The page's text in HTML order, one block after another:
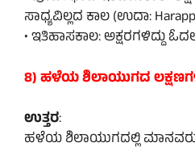
ಸಾಧ್ಯವಿಲ್ಲದ ಕಾಲ (ಉದಾ:
• ಇತಿಹಾಸಕಾಲ: ಅಕ್ಷರಗಳಿದ್ದು
8) ಹಳೆಯ ಶಿಲಾಯುಗದ
ಉತ್ತರ:
ಹಳೆಯ ಶಿಲಾಯುಗದಲ್ಲಿ